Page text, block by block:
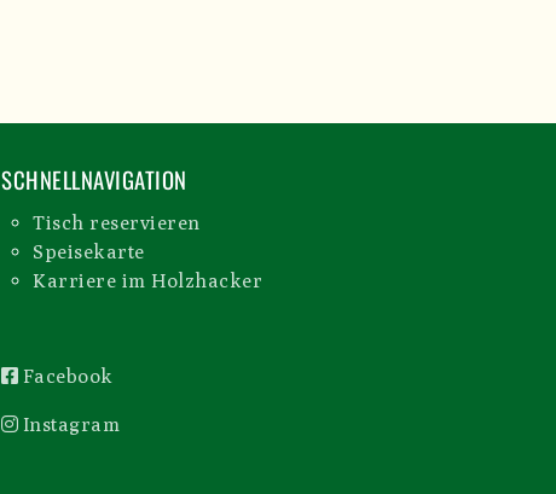
SCHNELLNAVIGATION
Tisch reservieren
Speisekarte
Karriere im Holzhacker
Facebook
Instagram